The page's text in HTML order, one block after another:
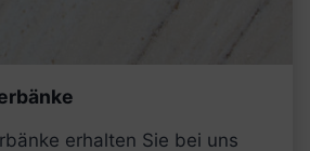
erhalten Sie bei uns